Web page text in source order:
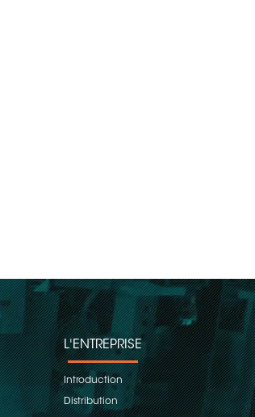
L'ENTREPRISE
Introduction
Distribution